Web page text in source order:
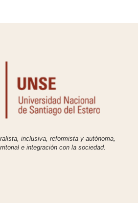
inclusiva, reformista y autónoma,
e integración con la sociedad.